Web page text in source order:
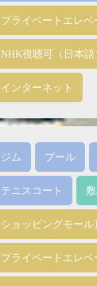
プライベートエレベ
NHK視聴可（日本語
インターネット
ジム プール
テニスコート
ショッピングモール
プライベートエレベ